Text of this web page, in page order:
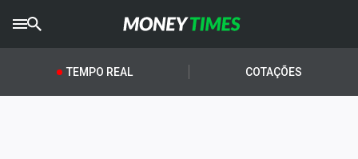
CRYPTOTIMES
AGROTIMES
TEMPO REAL COTAÇÕES